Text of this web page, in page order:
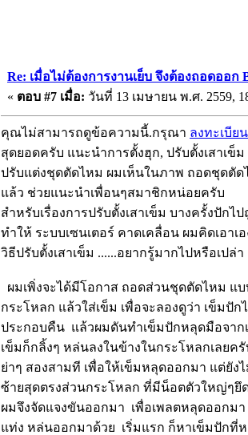
Re: เมื่อไม่ต้องการงานเย็บ จึงต้องถอดออก
« ตอบ #7 เมื่อ: วันที่ 13 เมษายน พ.ศ. 2559,
คุณไม่สามารถดูข้อความนี้.กรุณา ลงทะเบียน
สุดยอดครับ แนะนำการตั้งฮุก, ปรับตั้งเสาเ
ปรับแต่งชุดตัดไหม ผมเห็นในภาพ ถอดชุดตั
แล้ว ช่วยแนะนำเพื่อนๆสมาชิกหน่อยครับ
สำหรับเรื่องการปรับตั้งเสาเข็ม บางครั้งปัก
ทำให้ ระบบเซนเตอร์ คาดเคลื่อน ผมคิดเอาเ
วิธีปรับตั้งเสาเข็ม ......อยากรู้มากไปหรือเปล่
ผมเพิ่งจะได้มีโอกาส ถอดส่วนชุดตัดไหม แ
กระโหลก แล้วใส่เข็ม เพื่อจะลองดูว่า เข็มปั
ประกอบคืน แล้วผมดันทำเข็มปักหลุดมือจาก
เข็มก็กลิ้งๆ หล่นลงในข้างในกระโหลกเลยค
ย่าๆ สองสามที เพื่อให้เข็มหลุดออกมา แต่ยั
ซ้ายสุดตรงส่วนกระโหลก ที่มีน็อตตัวใหญ่ๆยึ
ผมจึงจัดแจงขันออกมา เพื่อเพลตหลุดออกมา
แท่ง หล่นออกมาด้วย เริ่มแรก ก็หาเข็มปักที่